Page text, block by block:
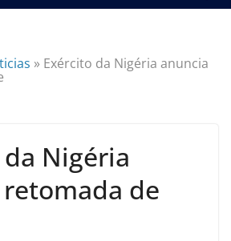
» Exército da Nigéria anuncia
Nigéria
de